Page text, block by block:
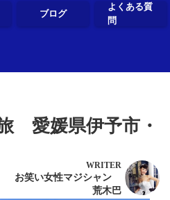
ブログ
よくある質
問
愛媛県伊予市・
WRITER
お笑い女性マジシャン
荒木巴